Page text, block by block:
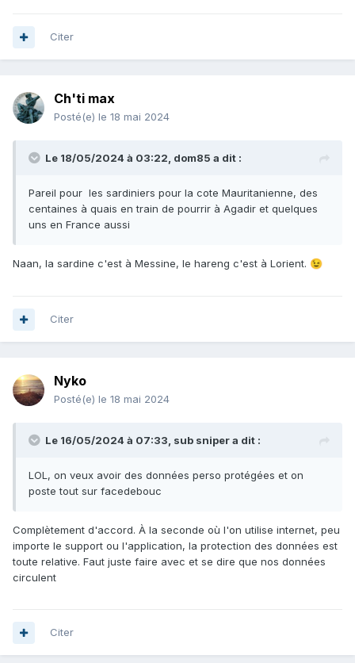
Citer
Ch'ti max
Posté(e) le 18 mai 2024
Le 18/05/2024 à 03:22, dom85 a dit :
Pareil pour les sardiniers pour la cote Mauritanienne, des
centaines à quais en train de pourrir à Agadir et quelques
uns en France aussi
Naan, la sardine c'est à Messine, le hareng c'est à Lorient. 😉
Citer
Nyko
Posté(e) le 18 mai 2024
Le 16/05/2024 à 07:33, sub snipera dit :
LOL, on veux avoir des données perso protégées et on
poste tout sur facedebouc
Complètement d'accord. À la seconde où l'on utilise internet, peu
importe le support ou l'application, la protection des données est
toute relative. Faut juste faire avec et se dire que nos données
circulent
Citer